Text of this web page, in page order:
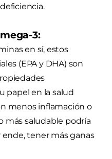
3:
en sí, estos
(EPA y DHA) son
papel en la salud
menos inflamación o
más saludable podría
tener más ganas